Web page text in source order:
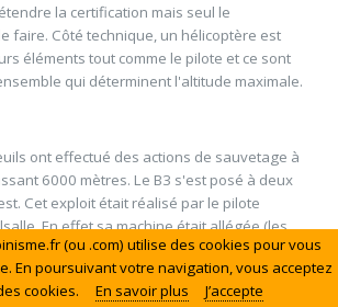
la certification mais seul le
faire. Côté technique, un hélicoptère est
éléments tout comme le pilote et ce sont
qui déterminent l'altitude maximale.
ont effectué des actions de sauvetage à
6000 mètres. Le B3 s'est posé à deux
Cet exploit était réalisé par le pilote
En effet sa machine était allégée (les
entre autres) et contenait une quantité
soit environ 400 kilos de moins que les B3
de l'armée pakistanaises.
(ou .com) utilise des cookies pour vous
En poursuivant votre navigation, vous acceptez
cookies.
En savoir plus J’accepte